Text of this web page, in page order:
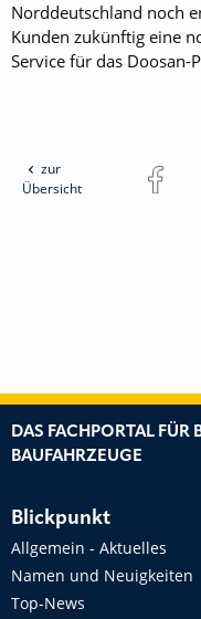
Norddeutschland noch
Kunden zukünftig eine
Service für das
zur
Übersicht
DAS FACHPORTAL FÜR
BAUFAHRZEUGE
Blickpunkt
Allgemein - Aktuelles
Namen und Neuigkeiten
Top-News